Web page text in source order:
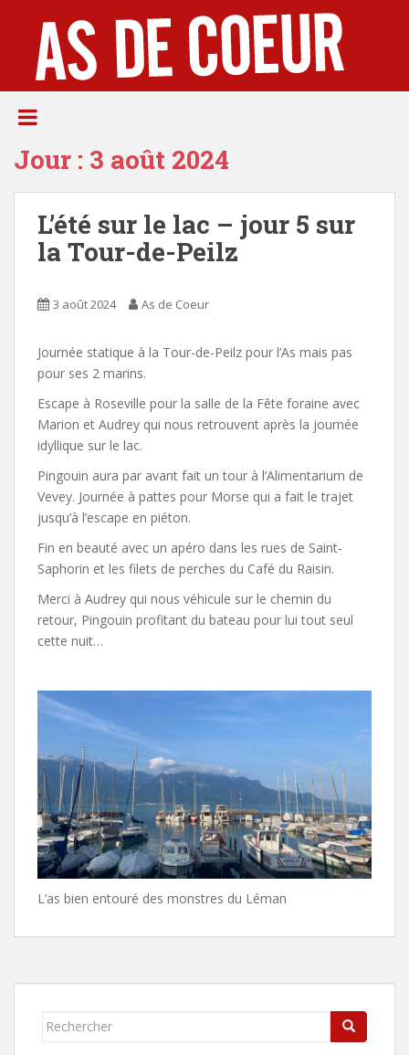
t
Jour : 3 août 2024
L’été sur le lac – jour 5 sur
la Tour-de-Peilz
3 août 2024 As de Coeur
Journée statique à la Tour-de-Peilz pour l’As mais pas
pour ses 2 marins.
Escape à Roseville pour la salle de la Fête foraine avec
Marion et Audrey qui nous retrouvent après la journée
idyllique sur le lac.
Pingouin aura par avant fait un tour à l’Alimentarium de
Vevey. Journée à pattes pour Morse qui a fait le trajet
jusqu’à l’escape en piéton.
Fin en beauté avec un apéro dans les rues de Saint-
Saphorin et les filets de perches du Café du Raisin.
Merci à Audrey qui nous véhicule sur le chemin du
retour, Pingouin profitant du bateau pour lui tout seul
cette nuit…
L’as bien entouré des monstres du Léman
Rechercher...